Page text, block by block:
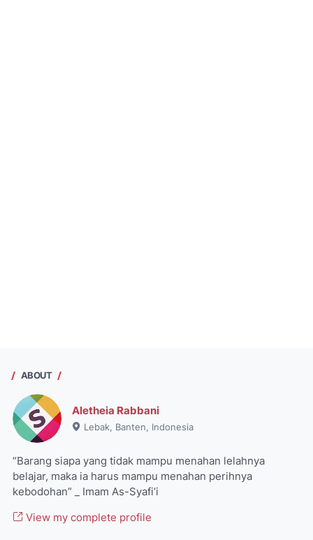
ABOUT
Aletheia Rabbani
Lebak, Banten, Indonesia
“Barang siapa yang tidak mampu menahan lelahnya
belajar, maka ia harus mampu menahan perihnya
kebodohan” _ Imam As-Syafi’i
View my complete profile